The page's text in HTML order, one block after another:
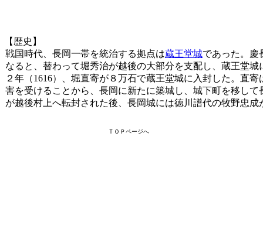
【歴史】
ＴＯＰページへ
戦国時代、長岡一帯を統治する拠点は蔵王堂城であった。慶
なると、替わって堀秀治が越後の大部分を支配し、蔵王堂
２年（1616）、堀直寄が８万石で蔵王堂城に入封した。直
害を受けることから、長岡に新たに築城し、城下町を移し
が越後村上へ転封された後、長岡城には徳川譜代の牧野忠成